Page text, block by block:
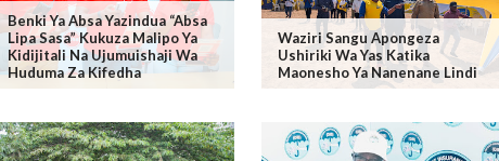
Benki Ya Absa Yazindua “Absa
Lipa Sasa” Kukuza Malipo Ya
Kidijitali Na Ujumuishaji Wa
Huduma Za Kifedha
Waziri Sangu Apongeza
Ushiriki Wa Yas Katika
Maonesho Ya Nanenane Lindi